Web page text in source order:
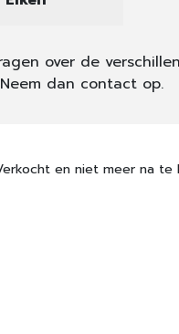
over de
dan contact op.
en niet meer na te